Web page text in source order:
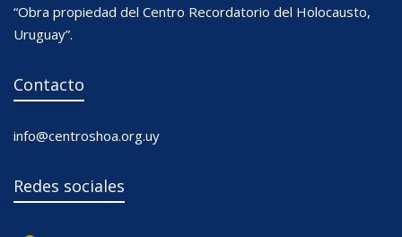
“Obra propiedad del Centro Recordatorio del Holocausto,
Uruguay”.
Contacto
info@centroshoa.org.uy
Redes sociales